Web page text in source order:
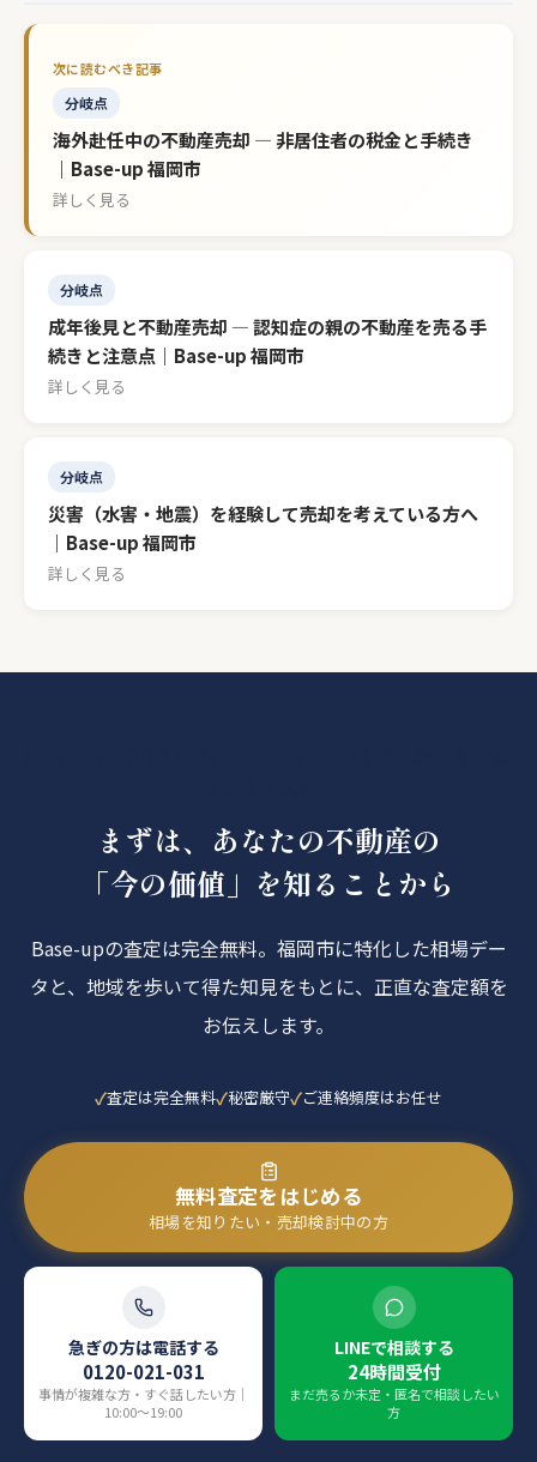
分岐点
海外赴任中の不動産売却 — 非居住者の税金と手続き
｜Base-up 福岡市
詳しく見る
分岐点
成年後見と不動産売却 — 認知症の親の不動産を売る手
続きと注意点｜Base-up 福岡市
詳しく見る
分岐点
災害（水害・地震）を経験して売却を考えている方へ
｜Base-up 福岡市
詳しく見る
まずは、あなたの不動産の
「今の価値」を知ることから
Base-upの査定は完全無料。福岡市に特化した相場デー
タと、地域を歩いて得た知見をもとに、正直な査定額を
お伝えします。
査定は完全無料 秘密厳守 ご連絡頻度はお任せ
無料査定をはじめる
相場を知りたい・売却検討中の方
急ぎの方は電話する
0120-021-031
事情が複雑な方・すぐ話したい方｜
10:00〜19:00
LINEで相談する
24時間受付
まだ売るか未定・匿名で相談したい
方